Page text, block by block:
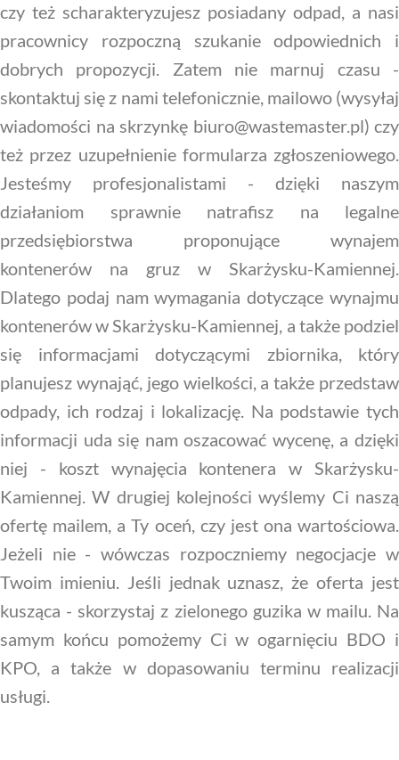
czy też scharakteryzujesz posiadany odpad, a nasi
pracownicy rozpoczną szukanie odpowiednich i
dobrych propozycji. Zatem nie marnuj czasu -
skontaktuj się z nami telefonicznie, mailowo (wysyłaj
wiadomości na skrzynkę biuro@wastemaster.pl) czy
też przez uzupełnienie formularza zgłoszeniowego.
Jesteśmy profesjonalistami - dzięki naszym
działaniom sprawnie natrafisz na legalne
przedsiębiorstwa proponujące wynajem
kontenerów na gruz w Skarżysku-Kamiennej.
Dlatego podaj nam wymagania dotyczące wynajmu
kontenerów w Skarżysku-Kamiennej, a także podziel
się informacjami dotyczącymi zbiornika, który
planujesz wynająć, jego wielkości, a także przedstaw
odpady, ich rodzaj i lokalizację. Na podstawie tych
informacji uda się nam oszacować wycenę, a dzięki
niej - koszt wynajęcia kontenera w Skarżysku-
Kamiennej. W drugiej kolejności wyślemy Ci naszą
ofertę mailem, a Ty oceń, czy jest ona wartościowa.
Jeżeli nie - wówczas rozpoczniemy negocjacje w
Twoim imieniu. Jeśli jednak uznasz, że oferta jest
kusząca - skorzystaj z zielonego guzika w mailu. Na
samym końcu pomożemy Ci w ogarnięciu BDO i
KPO, a także w dopasowaniu terminu realizacji
usługi.